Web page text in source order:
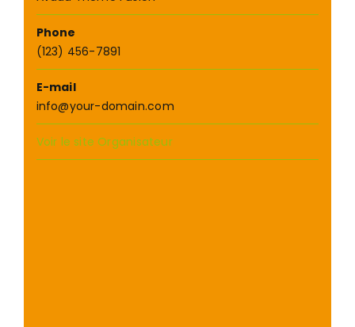
Phone
(123) 456-7891
E-mail
info@your-domain.com
Voir le site Organisateur